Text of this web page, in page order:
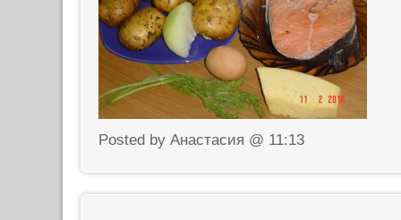
Posted by Анастасия @ 11:13